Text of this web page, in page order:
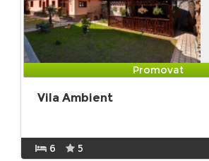
Promovat
Vila Ambient
6 5